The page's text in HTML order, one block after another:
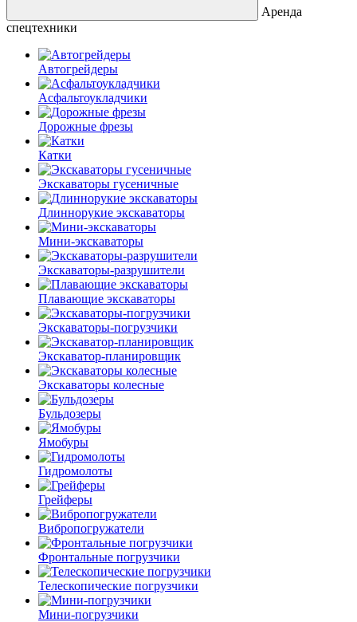
Аренда
спецтехники
Автогрейдеры
Асфальто­укладчики
Дорожные фрезы
Катки
Экскаваторы гусеничные
Длиннорукие экскаваторы
Мини-экскаваторы
Экскаваторы-разрушители
Плавающие экскаваторы
Экскаваторы-погрузчики
Экскаватор-планировщик
Экскаваторы колесные
Бульдозеры
Ямобуры
Гидромолоты
Грейферы
Вибро­погружатели
Фронтальные погрузчики
Телескопические погрузчики
Мини-погрузчики